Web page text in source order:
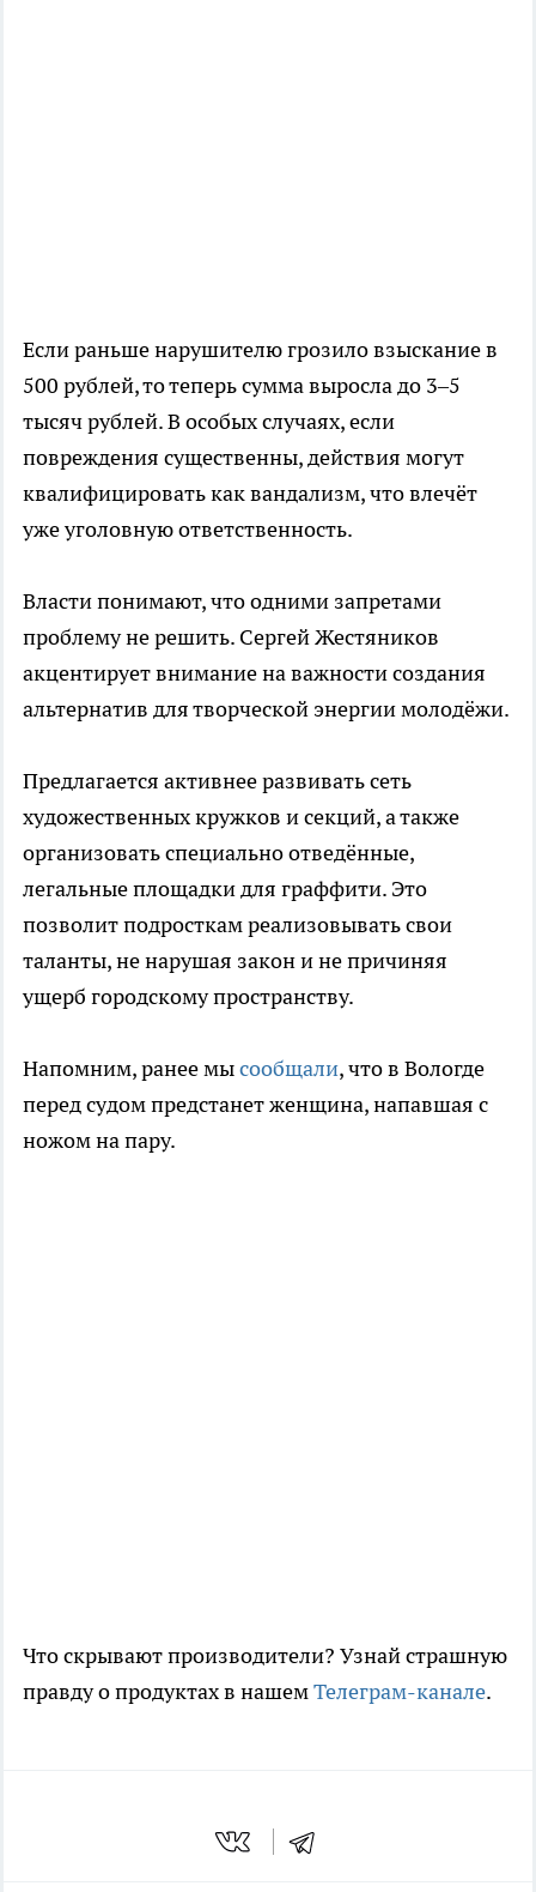
Если раньше нарушителю грозило взыскание в
500 рублей, то теперь сумма выросла до 3–5
тысяч рублей. В особых случаях, если
повреждения существенны, действия могут
квалифицировать как вандализм, что влечёт
уже уголовную ответственность.
Власти понимают, что одними запретами
проблему не решить. Сергей Жестяников
акцентирует внимание на важности создания
альтернатив для творческой энергии молодёжи.
Предлагается активнее развивать сеть
художественных кружков и секций, а также
организовать специально отведённые,
легальные площадки для граффити. Это
позволит подросткам реализовывать свои
таланты, не нарушая закон и не причиняя
ущерб городскому пространству.
Напомним, ранее мысообщали, что в Вологде
перед судом предстанет женщина, напавшая с
ножом на пару.
Что скрывают производители? Узнай страшную
правду о продуктах в нашемТелеграм-канале.